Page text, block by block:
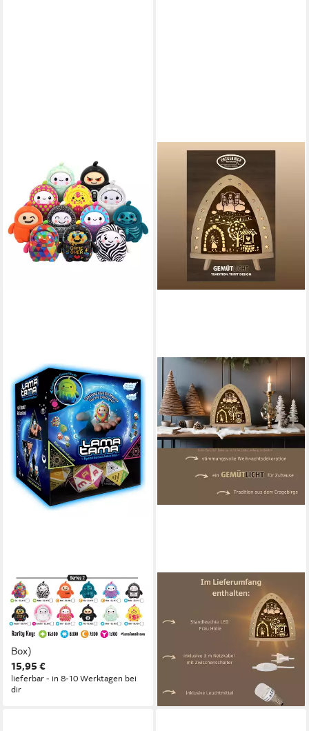
HEO
Merchandise-Figur LamaTama
Elektronische Orakel-
Sammelfigur: Serie 2 (Blind
Box)
15,95 €
lieferbar - in 8-10 Werktagen bei
dir
LED Dekolicht Frau Holle,
BxHxT: 30x32x6 cm, LED
wechselbar, Weihnachtsdeko
aus dem Erzgebirge, Holz
Buche
Produktdatenblatt
lieferbar - in 3-4 Werktagen bei dir